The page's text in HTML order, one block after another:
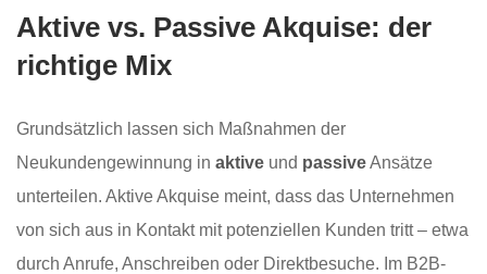
Aktive vs. Passive Akquise: der
richtige Mix
Grundsätzlich lassen sich Maßnahmen der
Neukundengewinnung in aktive und passiveAnsätze
unterteilen. Aktive Akquise meint, dass das Unternehmen
von sich aus in Kontakt mit potenziellen Kunden tritt – etwa
durch Anrufe, Anschreiben oder Direktbesuche. Im B2B-